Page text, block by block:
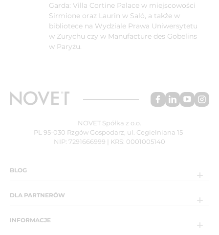
Garda: Villa Cortine Palace w miejscowości
Sirmione oraz Laurin w Saló, a także w
bibliotece na Wydziale Prawa Uniwersytetu
w Zurychu czy w Manufacture des Gobelins
w Paryżu.
NOVET Spółka z o.o.
PL 95-030 Rzgów Gospodarz, ul. Cegielniana 15
NIP: 7291666999 | KRS: 0001005140
BLOG
DLA PARTNERÓW
INFORMACJE